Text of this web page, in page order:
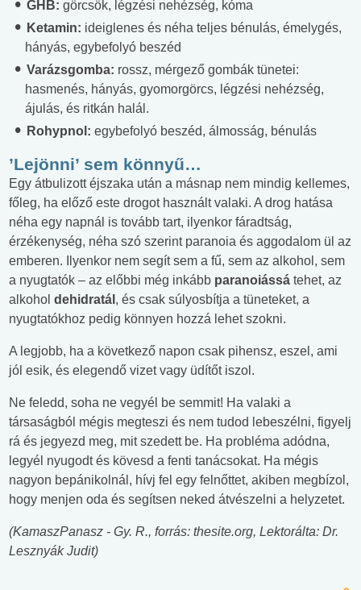
GHB: görcsök, légzési nehézség, kóma
Ketamin: ideiglenes és néha teljes bénulás, émelygés,
hányás, egybefolyó beszéd
Varázsgomba: rossz, mérgező gombák tünetei:
hasmenés, hányás, gyomorgörcs, légzési nehézség,
ájulás, és ritkán halál.
Rohypnol: egybefolyó beszéd, álmosság, bénulás
’Lejönni’ sem könnyű…
Egy átbulizott éjszaka után a másnap nem mindig kellemes,
főleg, ha előző este drogot használt valaki. A drog hatása
néha egy napnál is tovább tart, ilyenkor fáradtság,
érzékenység, néha szó szerint paranoia és aggodalom ül az
emberen. Ilyenkor nem segít sem a fű, sem az alkohol, sem
a nyugtatók – az előbbi még inkább paranoiássá tehet, az
alkohol dehidratál , és csak súlyosbítja a tüneteket, a
nyugtatókhoz pedig könnyen hozzá lehet szokni.
A legjobb, ha a következő napon csak pihensz, eszel, ami
jól esik, és elegendő vizet vagy üdítőt iszol.
Ne feledd, soha ne vegyél be semmit! Ha valaki a
társaságból mégis megteszi és nem tudod lebeszélni, figyelj
rá és jegyezd meg, mit szedett be. Ha probléma adódna,
legyél nyugodt és kövesd a fenti tanácsokat. Ha mégis
nagyon bepánikolnál, hívj fel egy felnőttet, akiben megbízol,
hogy menjen oda és segítsen neked átvészelni a helyzetet.
(KamaszPanasz - Gy. R., forrás: thesite.org, Lektorálta: Dr.
Lesznyák Judit)